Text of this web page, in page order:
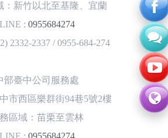
：新竹以北至基隆、宜蘭
LINE : 0955684274
2332-2337 / 0955-684-274
部臺中公司服務處
市西區樂群街94巷5號2樓
區域：苗栗至雲林
LINE : 0955684274